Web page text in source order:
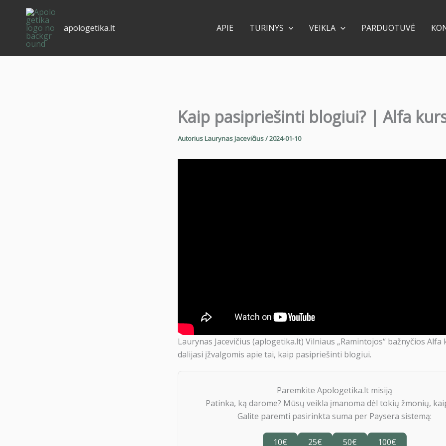
apologetika.lt APIE TURINYS VEIKLA PARDUOTUVĖ
Kaip pasipriešinti blogiui? | Alfa
AutoriusLaurynas Jacevičius/2024-01-10
Laurynas Jacevičius (aplogetika.lt) Vilniaus „Ramintojos“ bažnyčios Alfa
dalijasi įžvalgomis apie tai, kaip pasipriešinti blogiui.
Paremkite Apologetika.lt misiją
Patinka, ką darome? Mūsų veikla įmanoma dėl tokių žmonių,
Galite paremti pasirinkta suma per Paysera sistemą:
10€ 25€ 50€ 100€